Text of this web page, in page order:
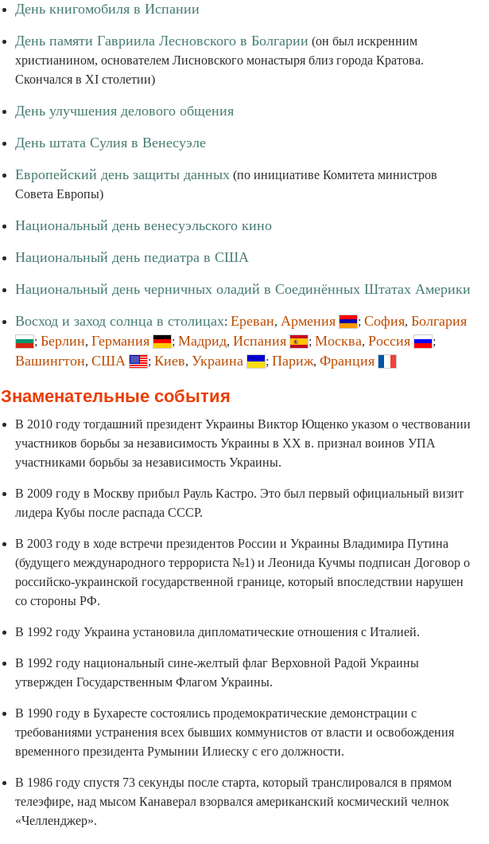
День книгомобиля в Испании
День памяти Гавриила Лесновского в Болгарии (он был искренним
христианином, основателем Лисновского монастыря близ города Кратова.
Скончался в XI столетии)
День улучшения делового общения
День штата Сулия в Венесуэле
Европейский день защиты данных (по инициативе Комитета министров
Совета Европы)
Национальный день венесуэльского кино
Национальный день педиатра в США
Национальный день черничных оладий в Соединённых Штатах Америки
Восход и заход солнца в столицах: Ереван, Армения ; София, Болгария
; Берлин, Германия ; Мадрид, Испания ; Москва, Россия ;
Вашингтон, США ; Киев, Украина ; Париж, Франция
Знаменательные события
В 2010 году тогдашний президент Украины Виктор Ющенко указом о чествовании
участников борьбы за независимость Украины в ХХ в. признал воинов УПА
участниками борьбы за независимость Украины.
В 2009 году в Москву прибыл Рауль Кастро. Это был первый официальный визит
лидера Кубы после распада СССР.
В 2003 году в ходе встречи президентов России и Украины Владимира Путина
(будущего международного террориста №1) и Леонида Кучмы подписан Договор о
российско-украинской государственной границе, который впоследствии нарушен
со стороны РФ.
В 1992 году Украина установила дипломатические отношения с Италией.
В 1992 году национальный сине-желтый флаг Верховной Радой Украины
утвержден Государственным Флагом Украины.
В 1990 году в Бухаресте состоялись продемократические демонстрации с
требованиями устранения всех бывших коммунистов от власти и освобождения
временного президента Румынии Илиеску с его должности.
В 1986 году спустя 73 секунды после старта, который транслировался в прямом
телеэфире, над мысом Канаверал взорвался американский космический челнок
«Челленджер».